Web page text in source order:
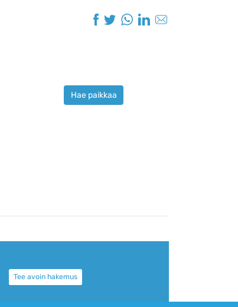
Hae paikkaa
Tee avoin hakemus